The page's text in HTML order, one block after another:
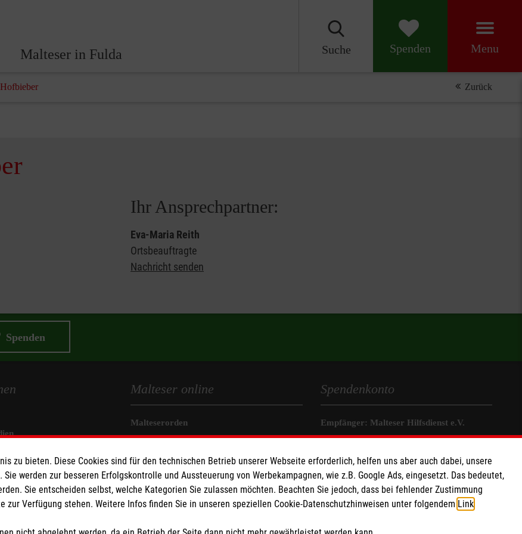
Malteser in Fulda Suche Spenden Menu
Hofbieber Zurück
Ihr Ansprechpartner:
Eva-Maria Reith
Ortsbeauftragte
Nachricht senden
Spenden
Malteser online
Malteserorden
Malteser Jugend
Malteser International
Mediathek
Sharepoint
Spendenkonto
Empfänger: Malteser Hilfsdienst e.V.
IBAN: DE68 3706 0193 4006 4700 20
BIC: GENODED 1PA7
Soziale Netzwerke
zu bieten. Diese Cookies sind für den technischen Betrieb unserer Webseite erforderlich, helfen uns aber auch dabei, unsere
werden zur besseren Erfolgskontrolle und Aussteuerung von Werbekampagnen, wie z.B. Google Ads, eingesetzt. Das bedeutet,
Sie entscheiden selbst, welche Kategorien Sie zulassen möchten. Beachten Sie jedoch, dass bei fehlender Zustimmung
Verfügung stehen. Weitere Infos finden Sie in unseren speziellen Cookie-Datenschutzhinweisen unter folgendem Link